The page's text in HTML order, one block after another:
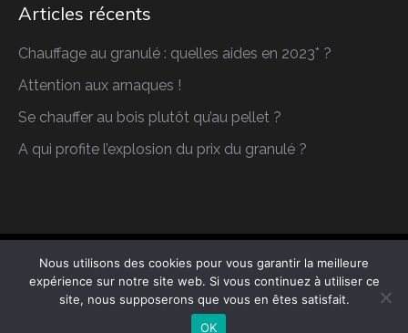
Articles récents
Chauffage au granulé : quelles aides en 2023* ?
Attention aux arnaques !
Se chauffer au bois plutôt qu’au pellet ?
A qui profite l’explosion du prix du granulé ?
Copyright © 2026 AP Maintenance. Tous droits
réservés.
Construction Kit by
Nous utilisons des cookies pour vous garantir la meilleure
expérience sur notre site web. Si vous continuez à utiliser ce
site, nous supposerons que vous en êtes satisfait.
OK